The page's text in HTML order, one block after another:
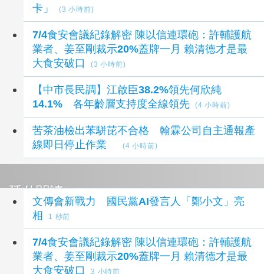
卡」
(3 小時前)
7/4食安會議紀錄解密 陳以信連環砲：許輔護航
業者、姜至剛裁示20%蓋牌一月 賴清德才是最
大食安破口
(3 小時前)
【中市長民調】江啟臣38.2%領先何欣純
14.1% 各年齡層支持度全線領先
(4 小時前)
苦茶油檢出苯駢芘不合格 翰霖公司自主通報產
線即日停止作業
(4 小時前)
延伸閱讀
文傳會新戰力 國民黨AI發言人「鄭小文」亮
相
1 秒前
7/4食安會議紀錄解密 陳以信連環砲：許輔護航
業者、姜至剛裁示20%蓋牌一月 賴清德才是最
大食安破口
3 小時前